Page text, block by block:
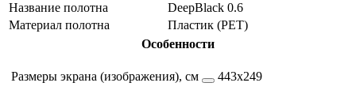
Название полотна
DeepBlack 0.6
Материал полотна
Пластик (PET)
Особенности
Размеры экрана (изображения), см 443х249